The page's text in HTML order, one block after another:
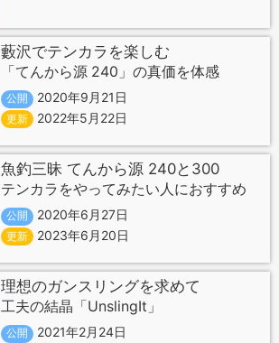
藪沢でテンカラを楽しむ
「てんから源 240」の真価を体感
公開 2020年9月21日
更新 2022年5月22日
魚釣三昧 てんから源 240と300
テンカラをやってみたい人におすすめ
公開 2020年6月27日
更新 2023年6月20日
理想のガンスリングを求めて
工夫の結晶「UnslingIt」
公開 2021年2月24日